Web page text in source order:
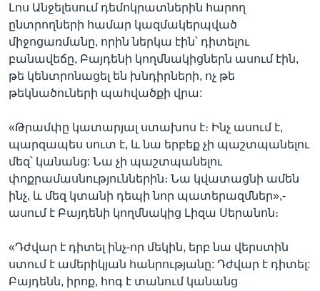
Լոս Անջելեսում դեմոկրատներին հարող
ընտրողների համար կազմակերպված
միջոցառմանը, որին ներկա էին՝ դիտելու
բանավեճը, Բայդենի կողմնակիցներն ասում էին,
թե կենտրոնացել են խնդիրների, ոչ թե
թեկնածուների պահվածքի վրա:
«Թրամփը կատարյալ ստախոս է։ Ինչ ասում է,
պարզապես սուտ է, և նա երբեք չի պաշտպանելու
մեզ՝ կանանց: Նա չի պաշտպանելու
փոքրամասնություններին։ Նա կվատացնի ամեն
ինչ, և մեզ կտանի դեպի նոր պատերազմներ»,-
ասում է Բայդենի կողմնակից Լիզա Սերանոն։
«Դժվար է դիտել ինչ-որ մեկին, երբ նա վերստին
ստում է ամերիկյան հանրությանը: Դժվար է դիտել:
Բայդենն, իրոք, հոգ է տանում կանանց